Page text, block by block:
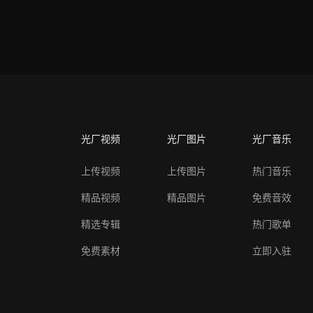
光厂视频
上传视频
精品视频
精选专辑
免费素材
光厂图片
上传图片
精品图片
光厂音乐
热门音乐
免费音效
热门歌单
立即入驻